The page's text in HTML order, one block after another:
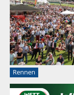
Rennen